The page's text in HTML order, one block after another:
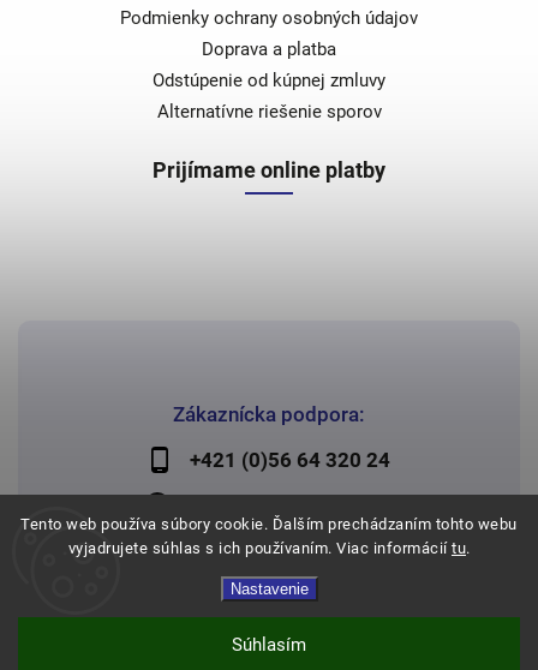
Tento web používa súbory cookie. Ďalším prechádzaním tohto webu
vyjadrujete súhlas s ich používaním. Viac informácií tu.
Nastavenie
Súhlasím
Zákaznícka podpora:
+421 (0)56 64 320 24
Podmienky ochrany osobných údajov
Doprava a platba
Odstúpenie od kúpnej zmluvy
Alternatívne riešenie sporov
Prijímame online platby
Copyright 2026Papier Lechman. Všetky práva vyhradené.
Shoptet | Design